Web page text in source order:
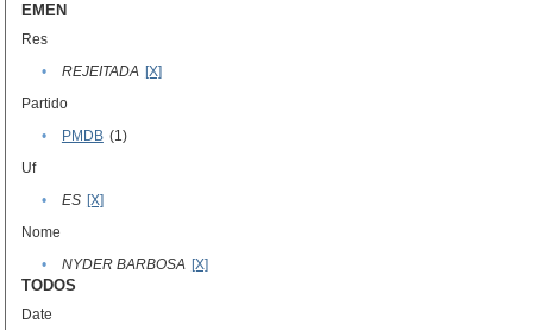
EMEN
Res
•
REJEITADA [X]
Partido
•
PMDB (1)
Uf
•
ES [X]
Nome
•
NYDER BARBOSA [X]
TODOS
Date